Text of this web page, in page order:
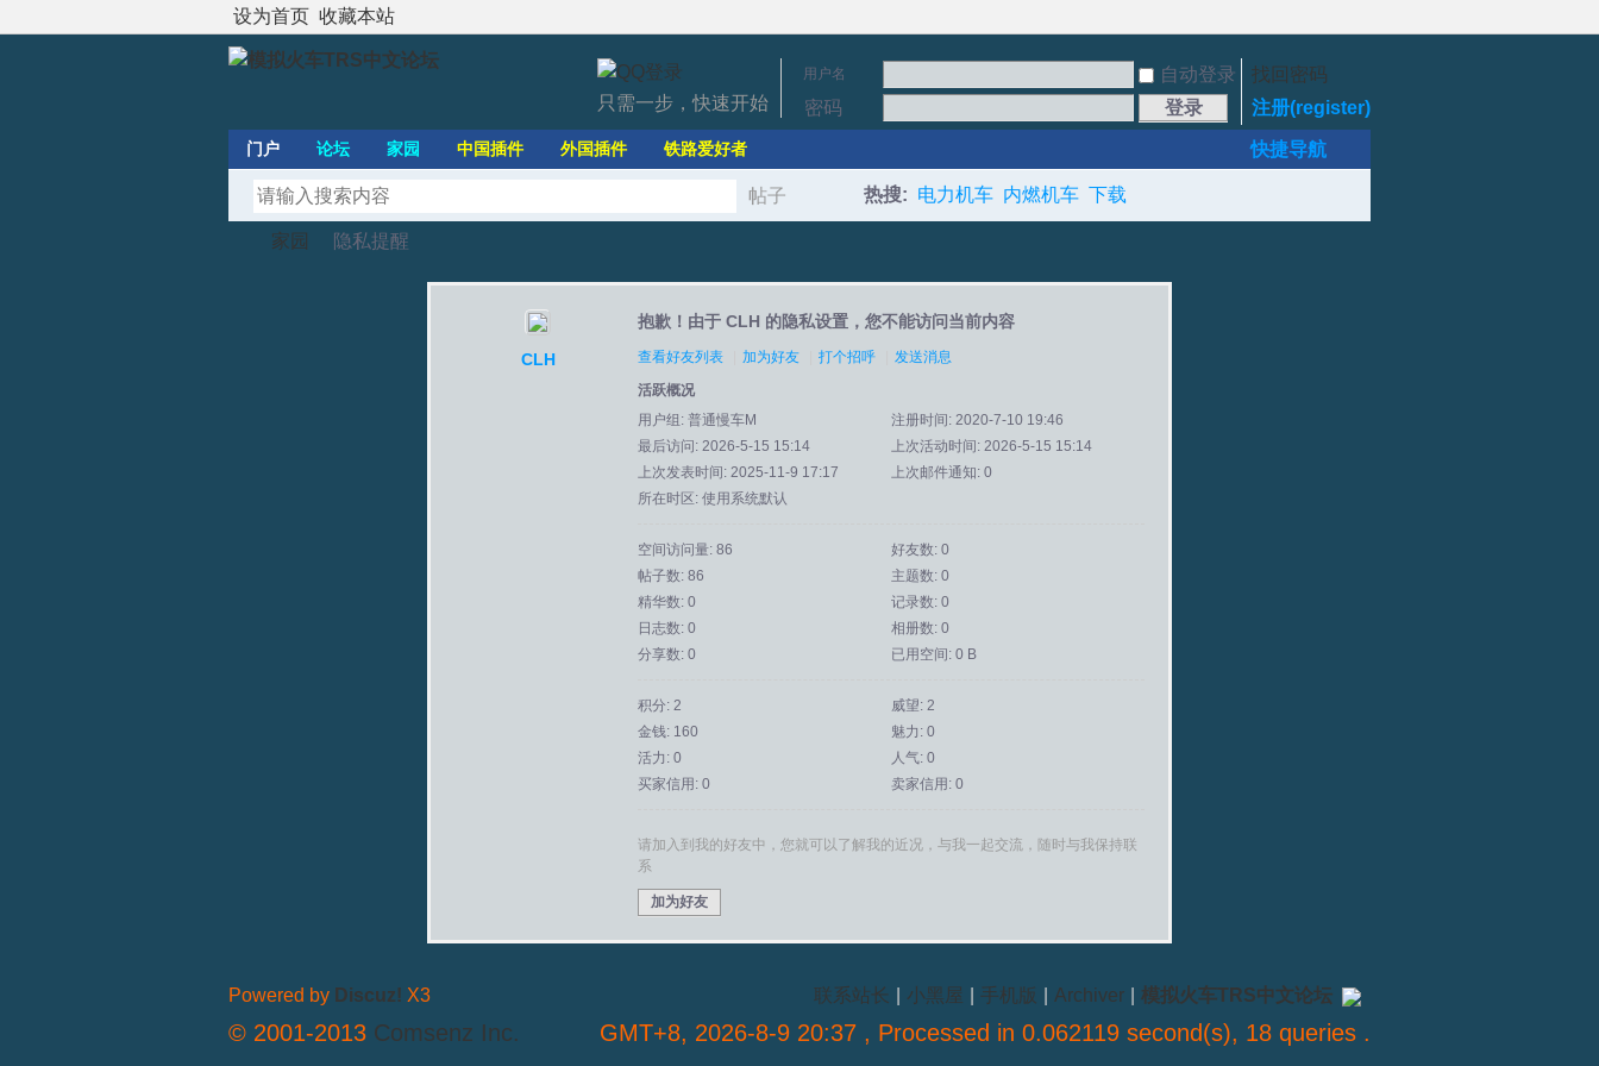
设为首页 收藏本站
用户名 自动登录
找回密码
密码
登录 注册(register)
只需一步，快速开始
快捷导航
门户 论坛 家园 中国插件 外国插件 铁路爱好者
帖子
索
热搜: 电力机车 内燃机车 下载
家园 隐私提醒
CLH
抱歉！由于 CLH 的隐私设置，您不能访问当前内容
查看好友列表 加为好友 打个招呼
发送消息
活跃概况
用户组: 普通慢车M
注册时间: 2020-7-10 19:46
最后访问: 2026-5-15 15:14
上次活动时间: 2026-5-15 15:14
上次发表时间: 2025-11-9 17:17
上次邮件通知: 0
所在时区: 使用系统默认
空间访问量: 86
好友数: 0
帖子数: 86
主题数: 0
精华数: 0
记录数: 0
日志数: 0
相册数: 0
分享数: 0
已用空间: 0 B
积分: 2
威望: 2
金钱: 160
魅力: 0
活力: 0
人气: 0
买家信用: 0
卖家信用: 0
请加入到我的好友中，您就可以了解我的近况，与我一起交流，随时与我保持联
系
加为好友
联系站长 小黑屋 手机版 Archiver 模拟火车TRS中文论坛
GMT+8, 2026-8-9 20:37 , Processed in 0.062119 second(s), 18 queries .
Powered by Discuz! X3
© 2001-2013 Comsenz Inc.